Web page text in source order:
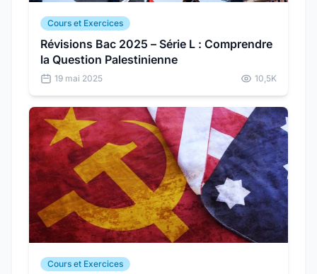
Cours et Exercices
Révisions Bac 2025 – Série L : Comprendre
la Question Palestinienne
19 mai 2025 10,5K
Cours et Exercices